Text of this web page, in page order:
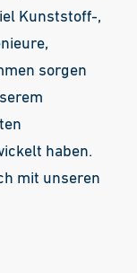
Kunststoff-,
sorgen
haben.
mit unseren